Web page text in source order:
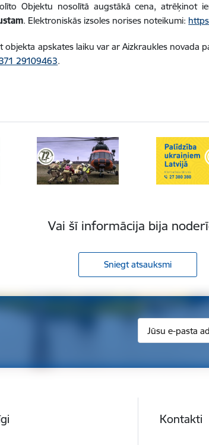
Objektu nosolītā augstākā cena, atrēķinot
. Elektroniskās izsoles norises noteikumi:
objekta apskates laiku var ar Aizkraukles novada
29109463.
Vai šī informācija bija
Sniegt atsauksmi
Kontakti